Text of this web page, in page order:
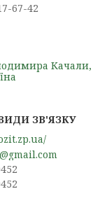
67-42
Качали,